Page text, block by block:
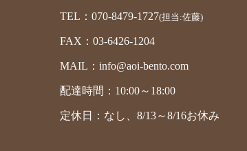
TEL：070-8479-1727(担当:佐藤)
FAX：03-6426-1204
MAIL：info@aoi-bento.com
配達時間：10:00～18:00
定休日：なし、8/13～8/16お休み